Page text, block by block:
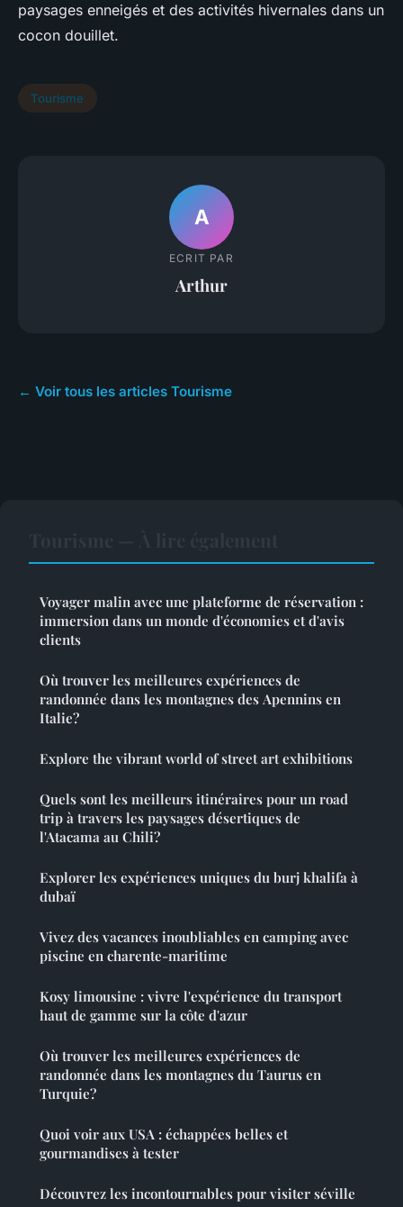
paysages enneigés et des activités hivernales dans un
cocon douillet.
Tourisme
A
ECRIT PAR
Arthur
← Voir tous les articles Tourisme
Voyager malin avec une plateforme de réservation :
immersion dans un monde d'économies et d'avis
clients
Où trouver les meilleures expériences de
randonnée dans les montagnes des Apennins en
Italie?
Explore the vibrant world of street art exhibitions
Quels sont les meilleurs itinéraires pour un road
trip à travers les paysages désertiques de
l'Atacama au Chili?
Explorer les expériences uniques du burj khalifa à
dubaï
Vivez des vacances inoubliables en camping avec
piscine en charente-maritime
Kosy limousine : vivre l'expérience du transport
haut de gamme sur la côte d'azur
Où trouver les meilleures expériences de
randonnée dans les montagnes du Taurus en
Turquie?
Quoi voir aux USA : échappées belles et
gourmandises à tester
Découvrez les incontournables pour visiter séville